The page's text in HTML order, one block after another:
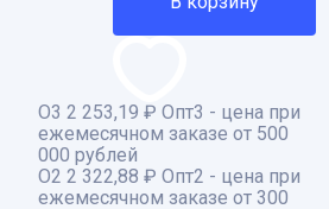
О3 2 253,19 ₽ Опт3 - цена при
ежемесячном заказе от 500
000 рублей
О2 2 322,88 ₽ Опт2 - цена при
ежемесячном заказе от 300